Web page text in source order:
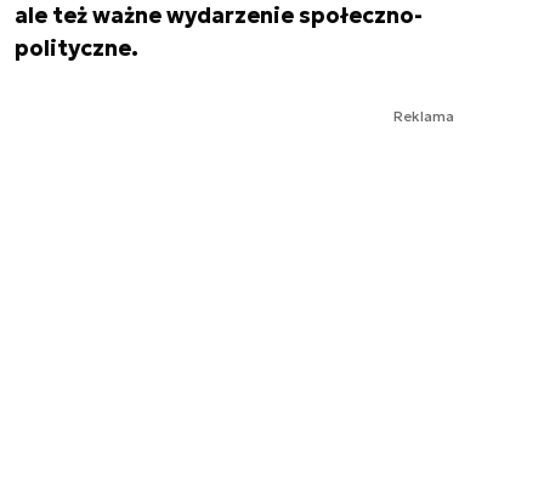
ale też ważne wydarzenie społeczno-
polityczne.
Reklama